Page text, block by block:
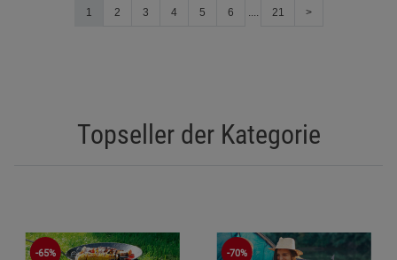
1 2 3 4 5 6 21 >
Topseller der Kategorie
-65% -70%